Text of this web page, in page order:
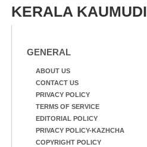
KERALA KAUMUDI
GENERAL
ABOUT US
CONTACT US
PRIVACY POLICY
TERMS OF SERVICE
EDITORIAL POLICY
PRIVACY POLICY-KAZHCHA
COPYRIGHT POLICY